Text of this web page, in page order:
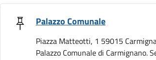
Palazzo Comunale
Piazza Matteotti, 1 59015
Palazzo Comunale di Carmignano.